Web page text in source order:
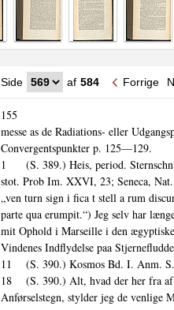
Side af 584 Forrige
155
messe as de Radiations- eller
Convergentspunkter p. 125—129.
1	(S. 389.) Heis, period. Sternschn. S. 6 (Samml. Ari-
stot. Prob Im. XXVI, 23; Seneca,
„ven turn sign i fica t stell a rum
parte qua erumpit.“) Jeg selv har
mit Ophold i Marseille i den
Vindenes Indflydelse paa
11	(S. 390.) Kosmos Bd. I. Anm. S. 50.
18	(S. 390.) Alt, hvad der her fra af er adflilt i Texten ved
Anførselstegn, stylder jeg de venlige